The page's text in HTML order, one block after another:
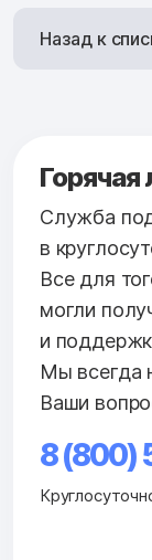
Назад к
Горячая
Служба
в
Все для
могли
и
Мы всегда
Ваши
8 (800)